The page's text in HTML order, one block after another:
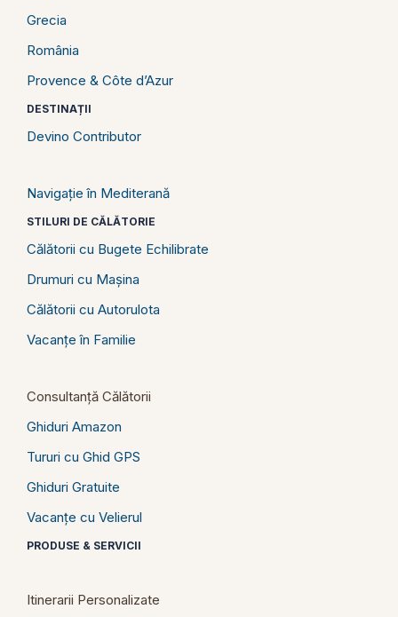
Grecia
România
Provence & Côte d’Azur
DESTINAȚII
Devino Contributor
Navigație în Mediterană
STILURI DE CĂLĂTORIE
Călătorii cu Bugete Echilibrate
Drumuri cu Mașina
Călătorii cu Autorulota
Vacanțe în Familie
Consultanță Călătorii
Ghiduri Amazon
Tururi cu Ghid GPS
Ghiduri Gratuite
Vacanțe cu Velierul
PRODUSE & SERVICII
Itinerarii Personalizate